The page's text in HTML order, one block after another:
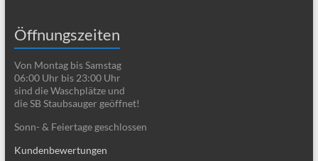
Öffnungszeiten
Von Montag bis Samstag
06:00 Uhr bis 23:00 Uhr
sind die Waschplätze und
die SB Staubsauger geöffnet!
Sonn- & Feiertage geschlossen
Kundenbewertungen